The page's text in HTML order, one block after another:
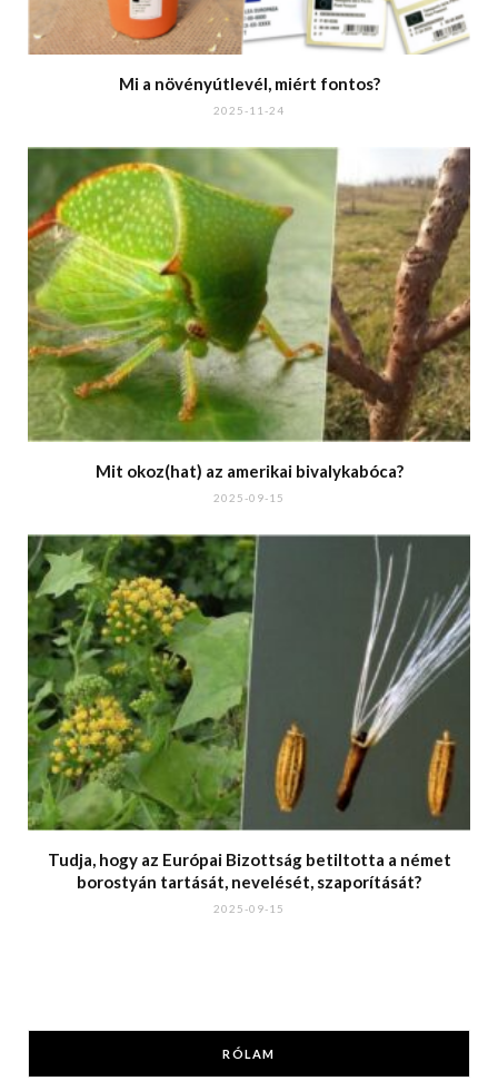
Mi a növényútlevél, miért fontos?
2025-11-24
Mit okoz(hat) az amerikai bivalykabóca?
2025-09-15
Tudja, hogy az Európai Bizottság betiltotta a német
borostyán tartását, nevelését, szaporítását?
2025-09-15
RÓLAM